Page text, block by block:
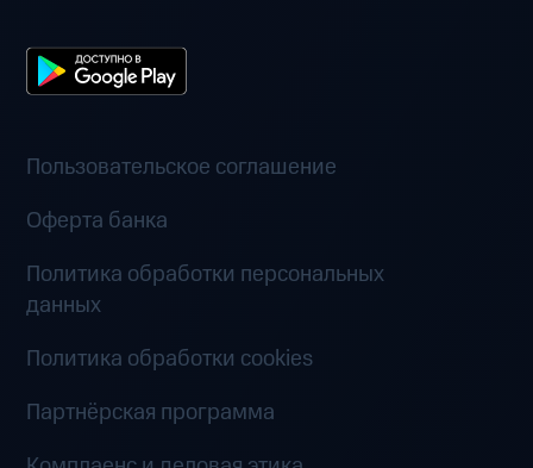
Пользовательское соглашение
Оферта банка
Политика обработки персональных
данных
Политика обработки cookies
Партнёрская программа